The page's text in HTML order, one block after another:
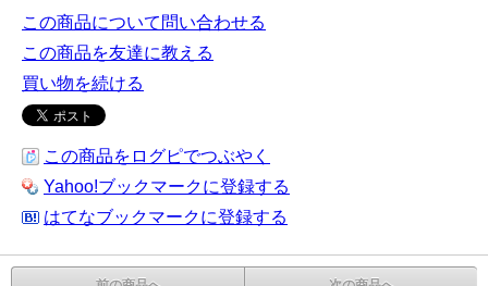
この商品について問い合わせる
この商品を友達に教える
買い物を続ける
この商品をログピでつぶやく
Yahoo!ブックマークに登録する
はてなブックマークに登録する